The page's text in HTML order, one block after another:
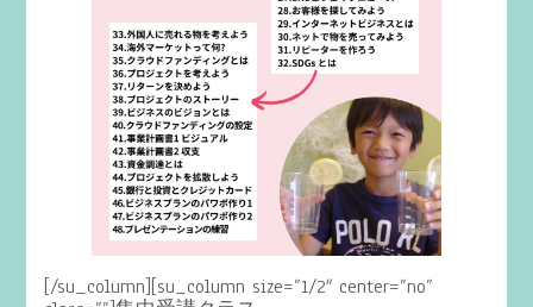
[/su_column][su_column size=”1/2″ center=”no”